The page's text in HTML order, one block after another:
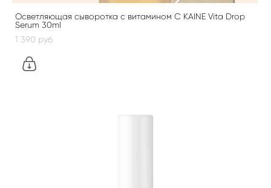
Осветляющая сыворотка с витамином С KAINE Vita Drop
Serum 30ml
1 390 pуб.